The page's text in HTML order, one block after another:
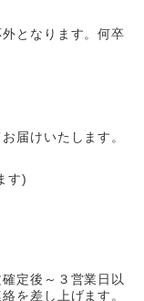
となります。何卒
届けいたします。
す)
定後～３営業日以
を差し上げます。